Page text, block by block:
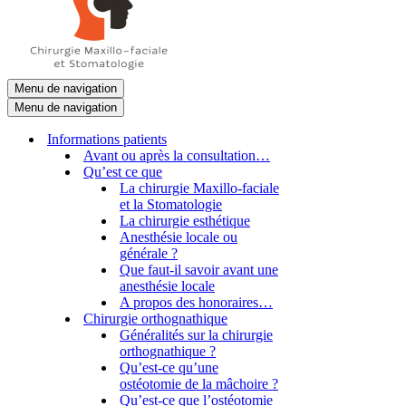
Menu de navigation
Menu de navigation
Informations patients
Avant ou après la consultation…
Qu’est ce que
La chirurgie Maxillo-faciale
et la Stomatologie
La chirurgie esthétique
Anesthésie locale ou
générale ?
Que faut-il savoir avant une
anesthésie locale
A propos des honoraires…
Chirurgie orthognathique
Généralités sur la chirurgie
orthognathique ?
Qu’est-ce qu’une
ostéotomie de la mâchoire ?
Qu’est-ce que l’ostéotomie